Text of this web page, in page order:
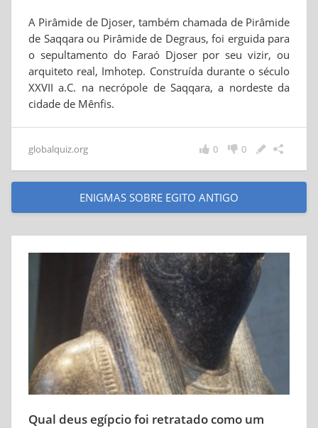
A Pirâmide de Djoser, também chamada de Pirâmide
de Saqqara ou Pirâmide de Degraus, foi erguida para
o sepultamento do Faraó Djoser por seu vizir, ou
arquiteto real, Imhotep. Construída durante o século
XXVII a.C. na necrópole de Saqqara, a nordeste da
cidade de Mênfis.
globalquiz.org 0
0
ENIGMAS SOBRE EGITO ANTIGO
Qual deus egípcio foi retratado como um